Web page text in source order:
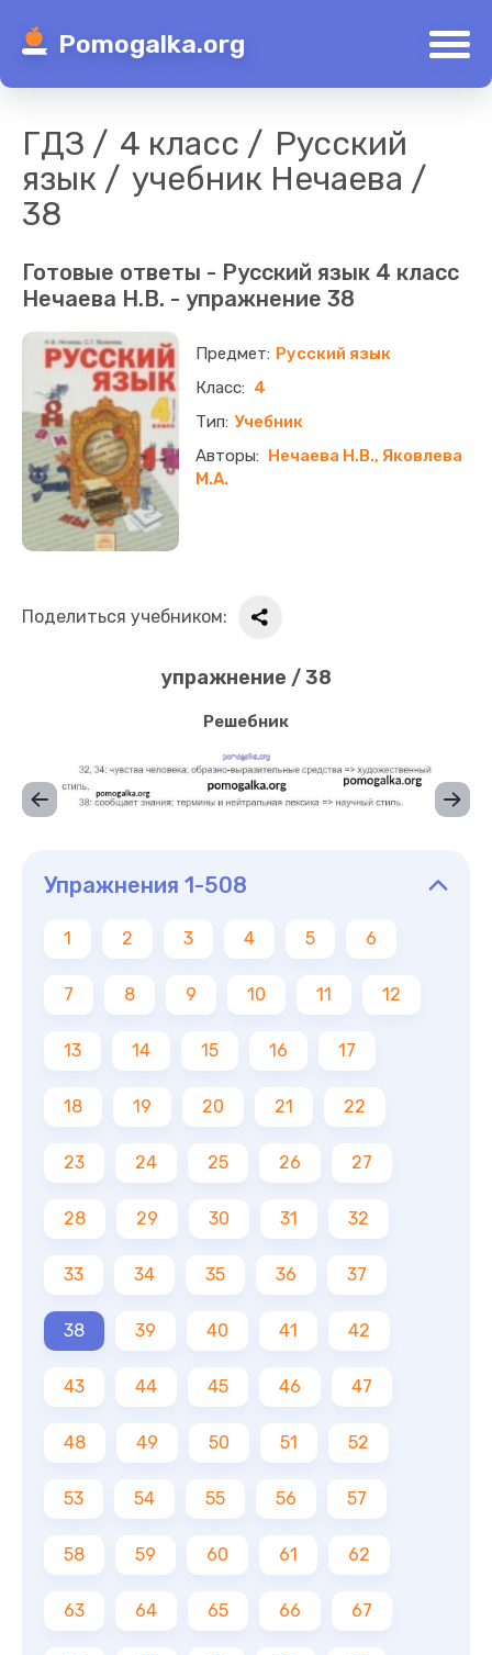
Pomogalka.org
ГДЗ 4 класс
Русский
язык
учебник Нечаева
38
Готовые ответы - Русский язык 4 класс
Нечаева Н.В. - упражнение 38
Русский язык
4
Учебник
Нечаева Н.В., Яковлева
М.А.
Поделиться учебником:
упражнение / 38
Решебник
Упражнения 1-508
1 2 3 4 5 6
7 8 9 10 11 12
13 14 15 16 17
18 19 20 21 22
23 24 25 26 27
28 29 30 31 32
33 34 35 36 37
38 39 40 41 42
43 44 45 46 47
48 49 50 51 52
53 54 55 56 57
58 59 60 61 62
63 64 65 66 67